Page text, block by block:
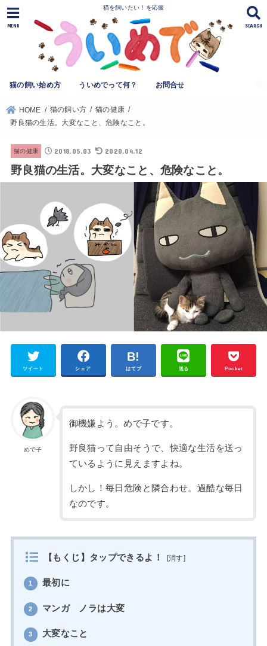
猫を飼いたい！を応援
SEARCH
MENU
猫の飼い始め方 ういめでって何？ お問合せ
HOME 猫の飼い方
猫の健康
野良猫の生活。大変なこと、危険なこと。
猫の健康 2018.05.03 2020.04.12
野良猫の生活。大変なこと、危険なこと。
ツイート シェア はてブ 送る Pocket
めで子
御機嫌よう。めで子です。
野良猫って自由そうで、快適な生活を送っ
ているように見えますよね。
しかし！毎日危険と隣合わせ。過酷な毎日
なのです。
【もくじ】タップできるよ！ [消す]
1 最初に
2 マンガ ノラは大変
3 大変なこと